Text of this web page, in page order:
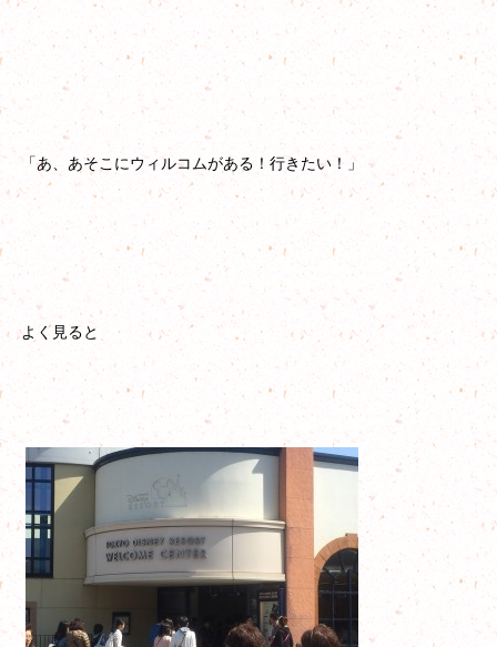
「あ、あそこにウィルコムがある！行きたい！」
よく見ると